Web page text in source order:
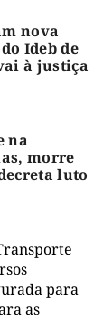
nova
Ideb de
à justiça
na
morre
luto
para
as